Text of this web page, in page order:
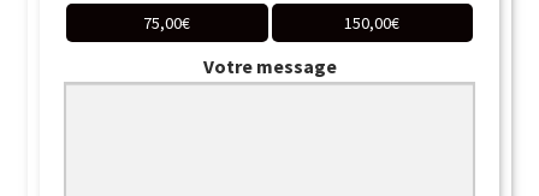
75,00€ 150,00€
Votre message